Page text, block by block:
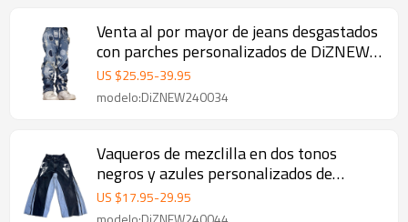
Venta al por mayor de jeans desgastados
con parches personalizados de DiZNEW |
Fabricante de jeans de alta calidad
US $25.95-39.95
modelo:DiZNEW240034
Vaqueros de mezclilla en dos tonos
negros y azules personalizados de
DiZNEW: únicos y de alta calidad
US $17.95-29.95